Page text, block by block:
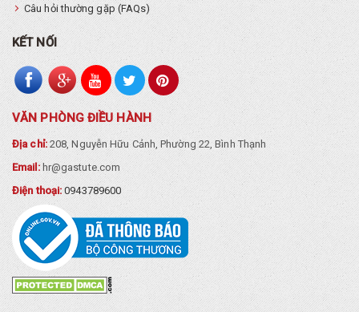
Câu hỏi thường gặp (FAQs)
KẾT NỐI
VĂN PHÒNG ĐIỀU HÀNH
Địa chỉ:208, Nguyễn Hữu Cảnh, Phường 22, Bình Thạnh
Email: hr@gastute.com
Điện thoại:0943789600